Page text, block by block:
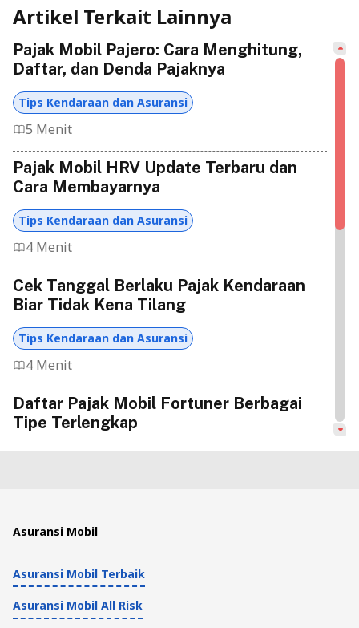
Artikel Terkait Lainnya
Pajak Mobil Pajero: Cara Menghitung,
Daftar, dan Denda Pajaknya
Tips Kendaraan dan Asuransi
5 Menit
Pajak Mobil HRV Update Terbaru dan
Cara Membayarnya
Tips Kendaraan dan Asuransi
4 Menit
Cek Tanggal Berlaku Pajak Kendaraan
Biar Tidak Kena Tilang
Tips Kendaraan dan Asuransi
4 Menit
Daftar Pajak Mobil Fortuner Berbagai
Tipe Terlengkap
Denda Pajaknya
Tips Kendaraan dan Asuransi
6 Menit
Asuransi Mobil
Asuransi Mobil Terbaik
Asuransi Mobil All Risk